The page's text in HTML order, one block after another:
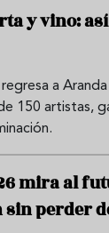
y vino:
a
150 artistas,
mira al
perder